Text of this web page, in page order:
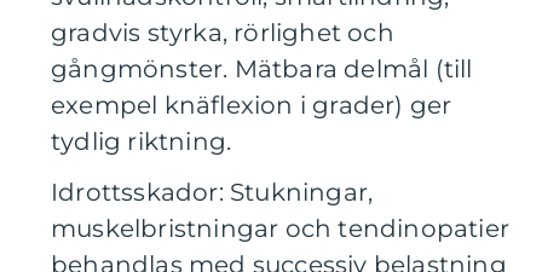
gradvis styrka, rörlighet och
gångmönster. Mätbara delmål (till
exempel knäflexion i grader) ger
tydlig riktning.
Idrottsskador: Stukningar,
muskelbristningar och tendinopatier
behandlas med successiv belastning